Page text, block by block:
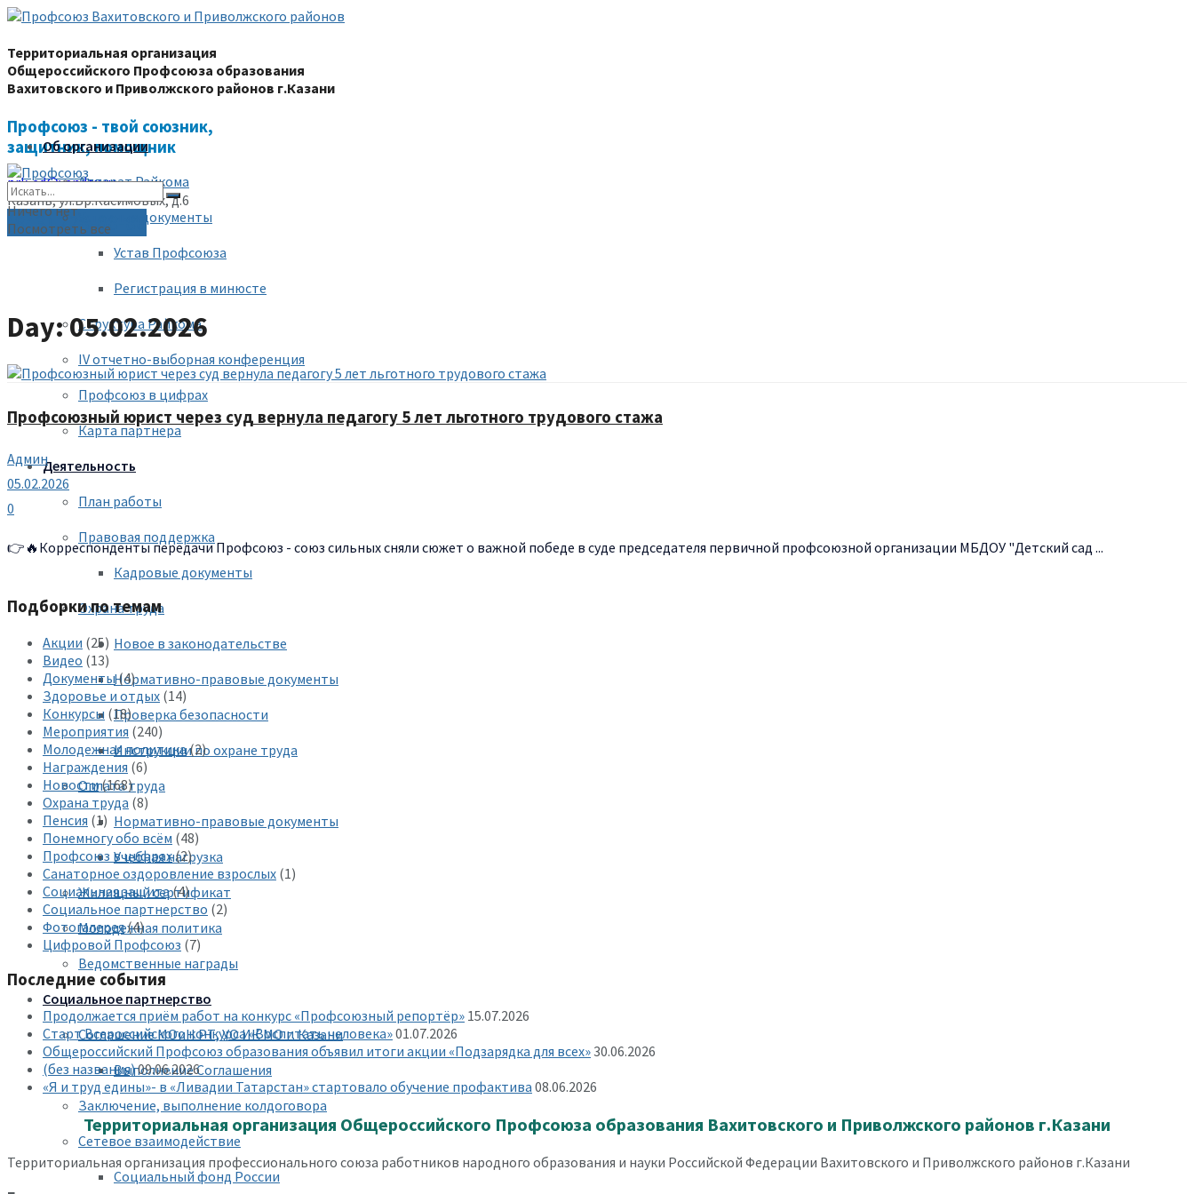
Территориальная организация
Общероссийского Профсоюза образования
Вахитовского и Приволжского районов г.Казани
Профсоюз - твой союзник,
защитник, помощник
prk-ed@yandex.ru
Казань, ул.Бр.Касимовых, д.6
(843) 228-68-80
Об организации
Аппарат Райкома
Уставные документы
Устав Профсоюза
Регистрация в минюсте
Структура Райкома
IV отчетно-выборная конференция
Профсоюз в цифрах
Карта партнера
Деятельность
План работы
Правовая поддержка
Кадровые документы
Охрана труда
Новое в законодательстве
Нормативно-правовые документы
Проверка безопасности
Инструкции по охране труда
Оплата труда
Нормативно-правовые документы
Учебная нагрузка
Жилищный сертификат
Молодежная политика
Ведомственные награды
Социальное партнерство
Соглашение МОиН РТ, УО ИК МО г. Казани
Выполнение Соглашения
Заключение, выполнение колдоговора
Сетевое взаимодействие
Социальный фонд России
Ничего нет
Посмотреть все
Day: 05.02.2026
Профсоюзный юрист через суд вернула педагогу 5 лет льготного трудового стажа
Админ
05.02.2026
0
👉🔥Корреспонденты передачи Профсоюз - союз сильных сняли сюжет о важной победе в суде председателя первичной профсоюзной организации МБДОУ "Детский сад ...
Подборки по темам
Акции (25)
Видео (13)
Документы(4)
Здоровье и отдых (14)
Конкурсы (18)
Мероприятия (240)
Молодежная политика(2)
Награждения (6)
Новости(168)
Охрана труда (8)
Пенсия (1)
Понемногу обо всём (48)
Профсоюз в цифрах(2)
Санаторное оздоровление взрослых (1)
Социальная защита(4)
Социальное партнерство (2)
Фотогалерея(4)
Цифровой Профсоюз (7)
Последние события
Продолжается приём работ на конкурс «Профсоюзный репортёр» 15.07.2026
Старт Всероссийского конкурса «Воспитать человека»01.07.2026
Общероссийский Профсоюз образования объявил итоги акции «Подзарядка для всех»30.06.2026
(без названия)09.06.2026
«Я и труд едины»- в «Ливадии Татарстан» стартовало обучение профактива 08.06.2026
Территориальная организация Общероссийского Профсоюза образования Вахитовского и Приволжского районов г.Казани
Территориальная организация профессионального союза работников народного образования и науки Российской Федерации Вахитовского и Приволжского районов г.Казани